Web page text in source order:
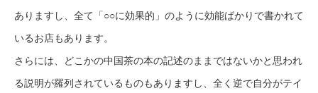
ありますし、全て「○○に効果的」のように効能ばかりで書かれて
いるお店もあります。
さらには、どこかの中国茶の本の記述のままではないかと思われ
る説明が羅列されているものもありますし、全く逆で自分がテイ